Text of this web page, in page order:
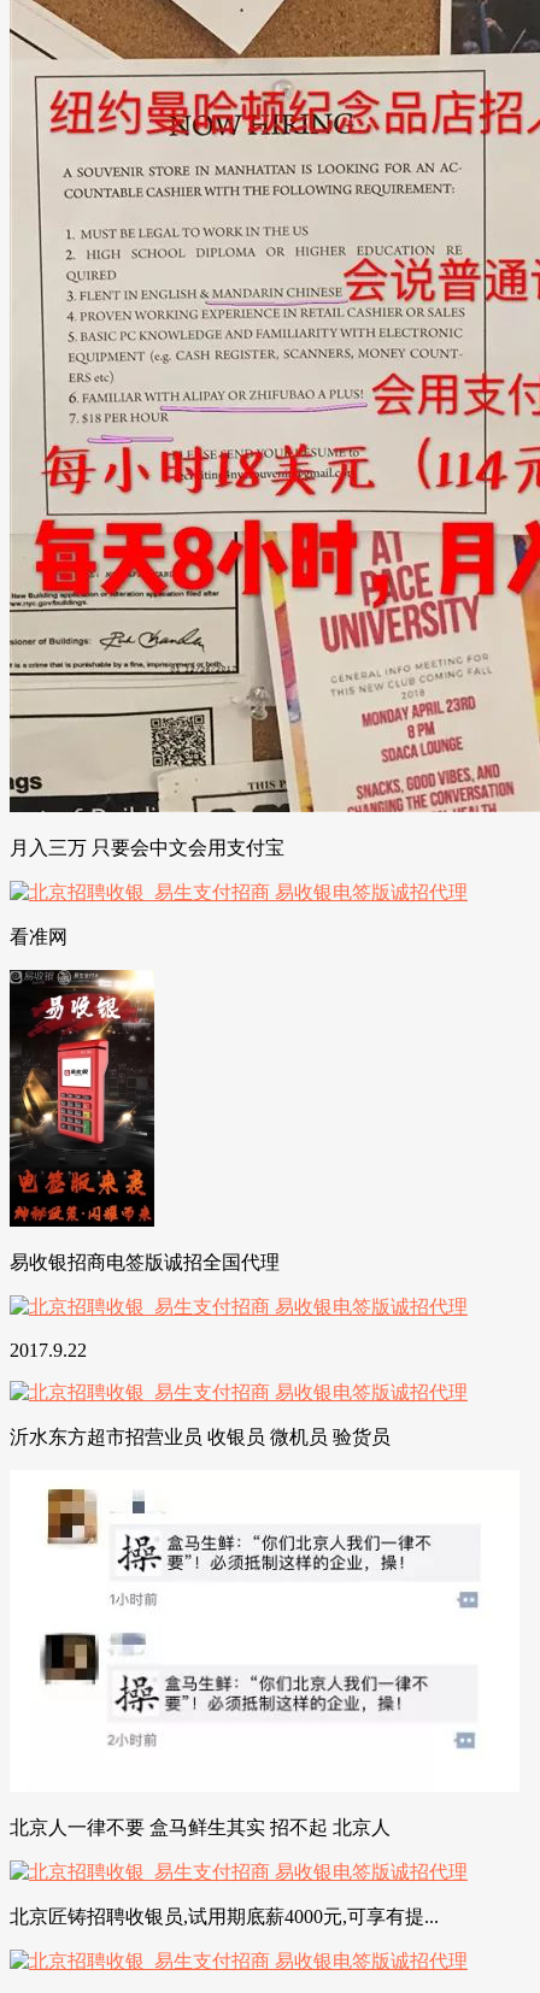
月入三万 只要会中文会用支付宝
看准网
易收银招商电签版诚招全国代理
2017.9.22
沂水东方超市招营业员 收银员 微机员 验货员
北京人一律不要 盒马鲜生其实 招不起 北京人
北京匠铸招聘收银员,试用期底薪4000元,可享有提...